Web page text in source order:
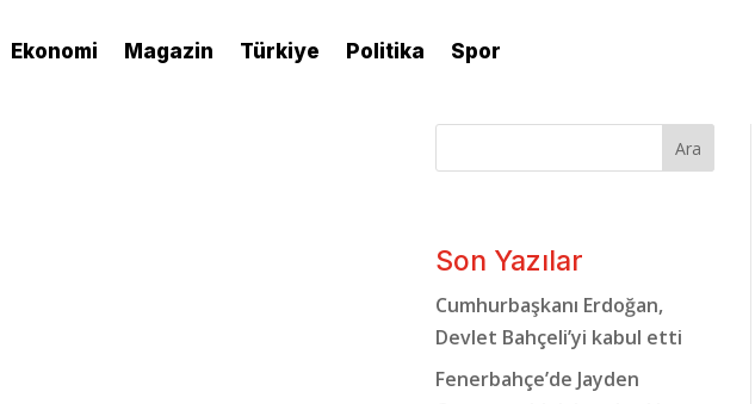
Ekonomi Magazin Türkiye Politika Spor
Ara
Son Yazılar
Cumhurbaşkanı Erdoğan,
Devlet Bahçeli’yi kabul etti
Fenerbahçe’de Jayden